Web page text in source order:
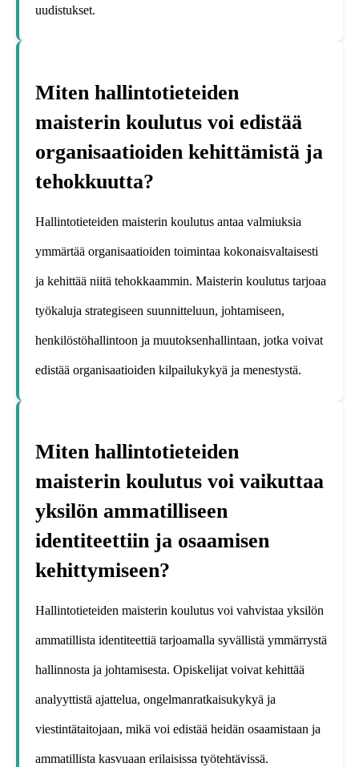
uudistukset.
Miten hallintotieteiden
maisterin koulutus voi edistää
organisaatioiden kehittämistä ja
tehokkuutta?
Hallintotieteiden maisterin koulutus antaa valmiuksia
ymmärtää organisaatioiden toimintaa kokonaisvaltaisesti
ja kehittää niitä tehokkaammin. Maisterin koulutus tarjoaa
työkaluja strategiseen suunnitteluun, johtamiseen,
henkilöstöhallintoon ja muutoksenhallintaan, jotka voivat
edistää organisaatioiden kilpailukykyä ja menestystä.
Miten hallintotieteiden
maisterin koulutus voi vaikuttaa
yksilön ammatilliseen
identiteettiin ja osaamisen
kehittymiseen?
Hallintotieteiden maisterin koulutus voi vahvistaa yksilön
ammatillista identiteettiä tarjoamalla syvällistä ymmärrystä
hallinnosta ja johtamisesta. Opiskelijat voivat kehittää
analyyttistä ajattelua, ongelmanratkaisukykyä ja
viestintätaitojaan, mikä voi edistää heidän osaamistaan ja
ammatillista kasvuaan erilaisissa työtehtävissä.